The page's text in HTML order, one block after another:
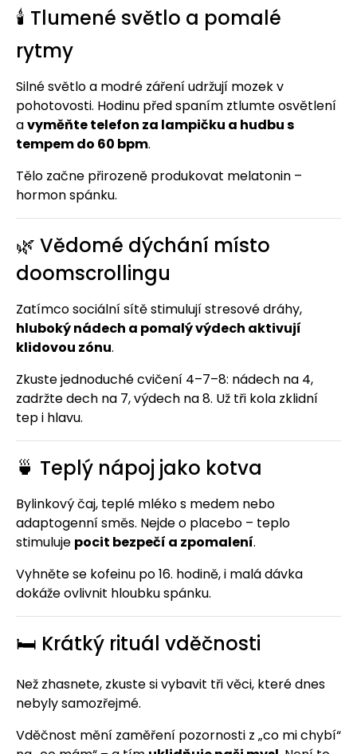
🕯️ Tlumené světlo a pomalé
rytmy
Silné světlo a modré záření udržují mozek v
pohotovosti. Hodinu před spaním ztlumte osvětlení
avyměňte telefon za lampičku a hudbu s
tempem do 60 bpm.
Tělo začne přirozeně produkovat melatonin –
hormon spánku.
🌿 Vědomé dýchání místo
doomscrollingu
Zatímco sociální sítě stimulují stresové dráhy,
hluboký nádech a pomalý výdech aktivují
klidovou zónu.
Zkuste jednoduché cvičení 4–7–8: nádech na 4,
zadržte dech na 7, výdech na 8. Už tři kola zklidní
tep i hlavu.
🍵 Teplý nápoj jako kotva
Bylinkový čaj, teplé mléko s medem nebo
adaptogenní směs. Nejde o placebo – teplo
stimuluje pocit bezpečí a zpomalení.
Vyhněte se kofeinu po 16. hodině, i malá dávka
dokáže ovlivnit hloubku spánku.
🛏️ Krátký rituál vděčnosti
Než zhasnete, zkuste si vybavit tři věci, které dnes
nebyly samozřejmé.
Vděčnost mění zaměření pozornosti z „co mi chybí“